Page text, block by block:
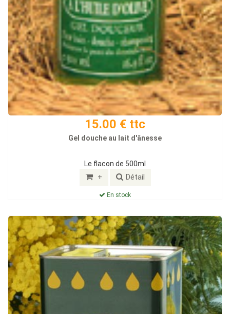
15.00 € ttc
Gel douche au lait d'ânesse
Le flacon de 500ml
+ Détail
En stock